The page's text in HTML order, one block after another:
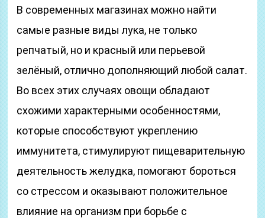
В современных магазинах можно найти
самые разные виды лука, не только
репчатый, но и красный или перьевой
зелёный, отлично дополняющий любой салат.
Во всех этих случаях овощи обладают
схожими характерными особенностями,
которые способствуют укреплению
иммунитета, стимулируют пищеварительную
деятельность желудка, помогают бороться
со стрессом и оказывают положительное
влияние на организм при борьбе с